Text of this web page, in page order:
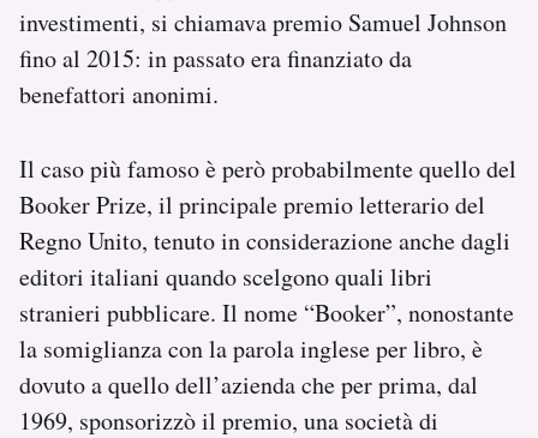
investimenti, si chiamava premio Samuel Johnson
fino al 2015: in passato era finanziato da
benefattori anonimi.
Il caso più famoso è però probabilmente quello del
Booker Prize, il principale premio letterario del
Regno Unito, tenuto in considerazione anche dagli
editori italiani quando scelgono quali libri
stranieri pubblicare. Il nome “Booker”, nonostante
la somiglianza con la parola inglese per libro, è
dovuto a quello dell’azienda che per prima, dal
1969, sponsorizzò il premio, una società di